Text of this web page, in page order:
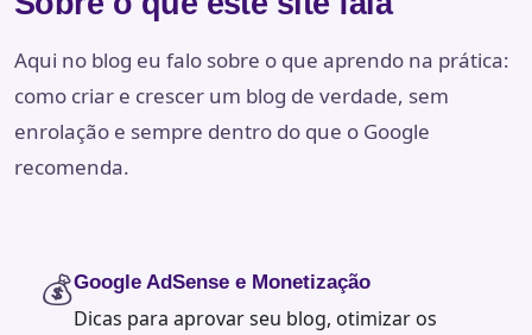
Aqui no blog eu falo sobre o que aprendo na prática:
como criar e crescer um blog de verdade, sem
enrolação e sempre dentro do que o Google
recomenda.
💰 Google AdSense e Monetização
Dicas para aprovar seu blog, otimizar os